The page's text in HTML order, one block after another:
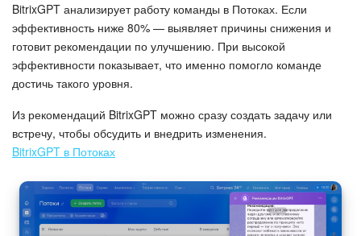
BitrixGPT анализирует работу команды в Потоках. Если
эффективность ниже 80% — выявляет причины снижения и
готовит рекомендации по улучшению. При высокой
эффективности показывает, что именно помогло команде
достичь такого уровня.
Из рекомендаций BitrixGPT можно сразу создать задачу или
встречу, чтобы обсудить и внедрить изменения.
BitrixGPT в Потоках